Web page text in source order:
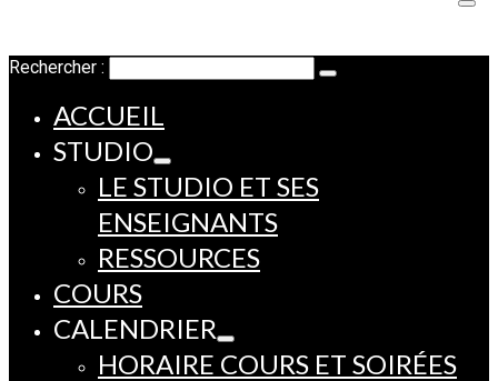
Rechercher :
ACCUEIL
STUDIO
LE STUDIO ET SES
ENSEIGNANTS
RESSOURCES
COURS
CALENDRIER
HORAIRE COURS ET SOIRÉES